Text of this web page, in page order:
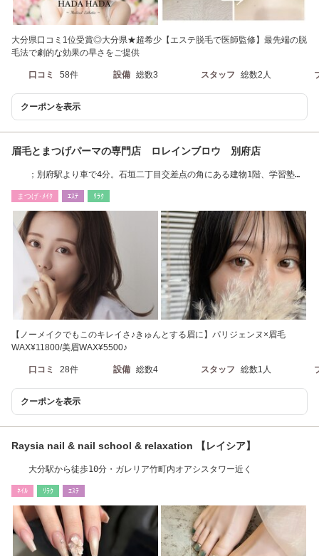
大分県口コミ1位受賞◎大分県★超希少【エステ脱毛で医師監修】最先端の脱
毛法で劇的な効果の早さをご提供
口コミ 58件 設備 総数3 スタッフ 総数2人
クーポンを表示
眉毛とまつげパーマの専門店 ロレインブロウ 別府店
；別府駅より車で4分。石垣二丁目交差点の角にある建物1階、学習塾の
まつげ･ﾒｲｸ ｴｽﾃ ﾘﾗｸ
【ノーメイクでもこのキレイさ♪きゅんとする眉に】パリジェンヌ×眉毛
WAX¥11800/美眉WAX¥5500♪
口コミ 28件 設備 総数4 スタッフ 総数1人
クーポンを表示
Raysia nail & nail school & relaxation 【レイシア】
大分駅から徒歩10分・ガレリア竹町内オアシスタワー近く
ﾈｲﾙ ﾘﾗｸ ｴｽﾃ